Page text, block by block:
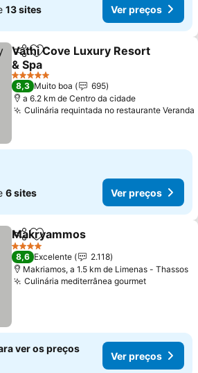
13 sites Ver preços
PartilharAdicionar aos favoritos
Vathi Cove Luxury Resort
& Spa
5 Estrelas
8,3 Muito boa
695
a 6.2 km de Centro da cidade
Culinária requintada no restaurante Veranda
6 sites Ver preços
PartilharAdicionar aos favoritos
Makryammos
4 Estrelas
8,6 Excelente
2.118
Makriamos, a 1.5 km de Limenas - Thassos
Culinária mediterrânea gourmet
ver os preços
Ver preços